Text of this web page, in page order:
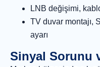
LNB değişimi,
TV duvar montajı,
ayarı
Sinyal Sorunu